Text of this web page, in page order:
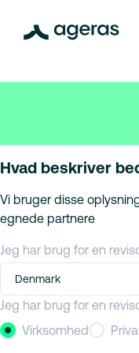
Hvad beskriver
Vi bruger disse
egnede partnere
Jeg har brug for en
Denmark
Jeg har brug for en
Virksomhed